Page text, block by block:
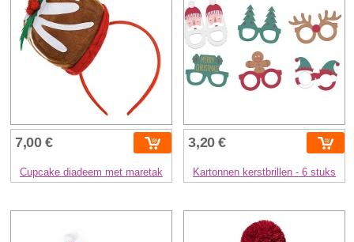
7,00 €
Cupcake diadeem met maretak
3,20 €
Kartonnen kerstbrillen - 6 stuks